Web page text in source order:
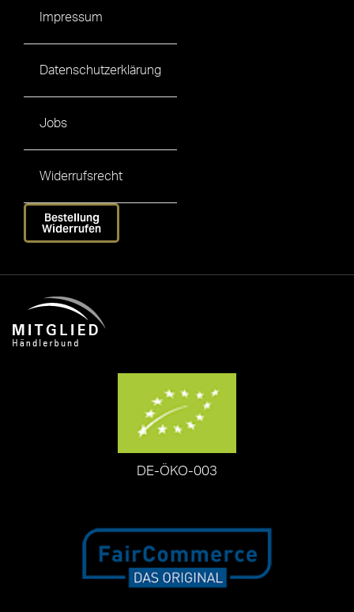
Impressum
Datenschutzerklärung
Jobs
Widerrufsrecht
Bestellung
Widerrufen
DE-ÖKO-003